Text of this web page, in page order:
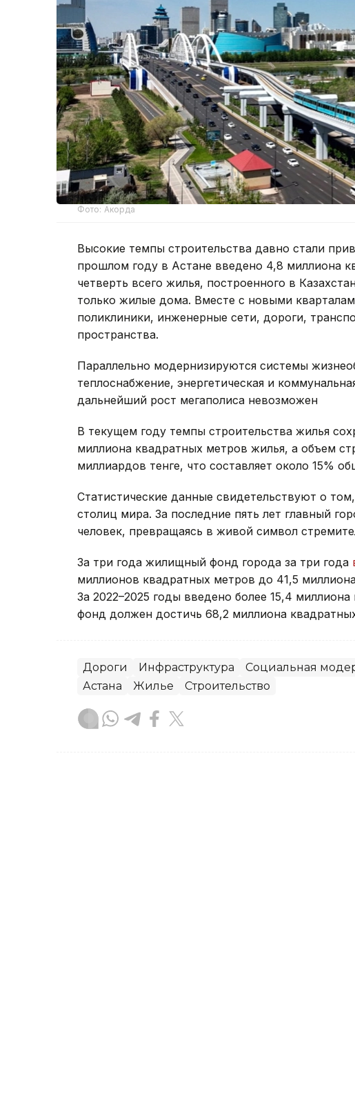
Фото: Акорда
Высокие темпы строительства давно стали
прошлом году в Астане введено 4,8 миллиона
четверть всего жилья, построенного в
только жилые дома. Вместе с новыми
поликлиники, инженерные сети, дороги,
пространства.
Параллельно модернизируются системы
теплоснабжение, энергетическая и
дальнейший рост мегаполиса невозможен
В текущем году темпы строительства жилья
миллиона квадратных метров жилья, а объем
миллиардов тенге, что составляет около 15%
Статистические данные свидетельствуют о
столиц мира. За последние пять лет главный
человек, превращаясь в живой символ
За три года жилищный фонд города за три года
миллионов квадратных метров до 41,5
За 2022–2025 годы введено более 15,4
фонд должен достичь 68,2 миллиона
Дороги Инфраструктура Социальная
Астана
Жилье Строительство